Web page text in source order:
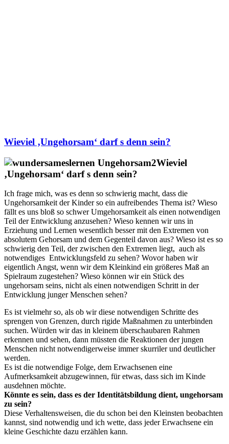
Wieviel ‚Ungehorsam‘ darf s denn sein?
Wieviel
‚Ungehorsam‘ darf s denn sein?
Ich frage mich, was es denn so schwierig macht, dass die
Ungehorsamkeit der Kinder so ein aufreibendes Thema ist? Wieso
fällt es uns bloß so schwer Umgehorsamkeit als einen notwendigen
Teil der Entwicklung anzusehen? Wieso kennen wir uns in
Erziehung und Lernen wesentlich besser mit den Extremen von
absolutem Gehorsam und dem Gegenteil davon aus? Wieso ist es so
schwierig den Teil, der zwischen den Extremen liegt, auch als
notwendiges Entwicklungsfeld zu sehen? Wovor haben wir
eigentlich Angst, wenn wir dem Kleinkind ein größeres Maß an
Spielraum zugestehen? Wieso können wir ein Stück des
ungehorsam seins, nicht als einen notwendigen Schritt in der
Entwicklung junger Menschen sehen?
Es ist vielmehr so, als ob wir diese notwendigen Schritte des
sprengen von Grenzen, durch rigide Maßnahmen zu unterbinden
suchen. Würden wir das in kleinem überschaubaren Rahmen
erkennen und sehen, dann müssten die Reaktionen der jungen
Menschen nicht notwendigerweise immer skurriler und deutlicher
werden.
Es ist die notwendige Folge, dem Erwachsenen eine
Aufmerksamkeit abzugewinnen, für etwas, dass sich im Kinde
ausdehnen möchte.
Könnte es sein, dass es der Identitätsbildung dient, ungehorsam
zu sein?
Diese Verhaltensweisen, die du schon bei den Kleinsten beobachten
kannst, sind notwendig und ich wette, dass jeder Erwachsene ein
kleine Geschichte dazu erzählen kann.